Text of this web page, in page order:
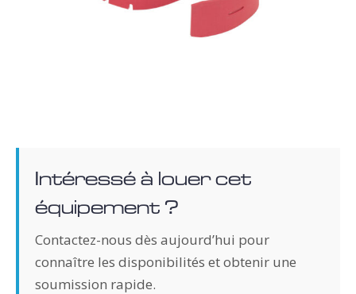
Intéressé à louer cet
équipement ?
Contactez-nous dès aujourd’hui pour
connaître les disponibilités et obtenir une
soumission rapide.